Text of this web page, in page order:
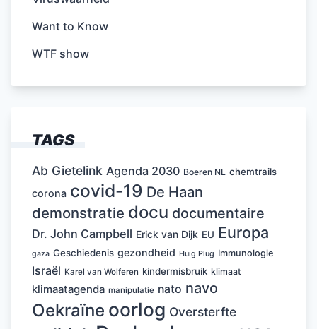
Want to Know
WTF show
TAGS
Ab Gietelink Agenda 2030 Boeren NL chemtrails
corona covid-19 De Haan
demonstratie docu documentaire
Dr. John Campbell Erick van Dijk EU Europa
gaza Geschiedenis gezondheid Huig Plug Immunologie
Israël Karel van Wolferen kindermisbruik klimaat
klimaatagenda manipulatie nato navo
Oekraïne oorlog Oversterfte